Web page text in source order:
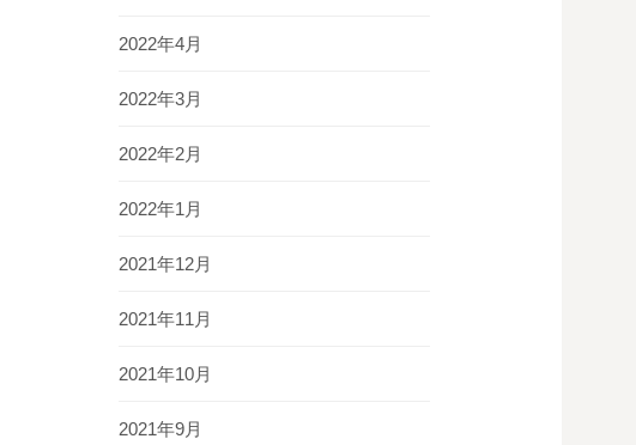
2022年4月
2022年3月
2022年2月
2022年1月
2021年12月
2021年11月
2021年10月
2021年9月